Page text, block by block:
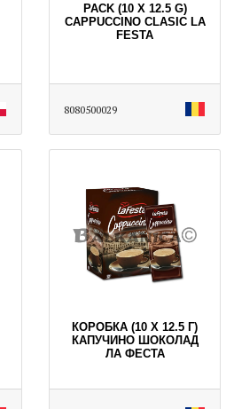
PACK (10 X 12.5 G)
CAPPUCCINO CLASIC LA
FESTA
8080500029
КОРОБКА (10 Х 12.5 Г)
КАПУЧИНО ШОКОЛАД
ЛА ФЕСТА